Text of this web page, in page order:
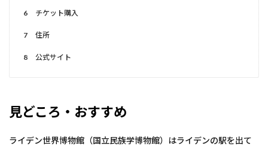
6 チケット購入
7 住所
8 公式サイト
見どころ・おすすめ
ライデン世界博物館（国立民族学博物館）はライデンの駅を出て